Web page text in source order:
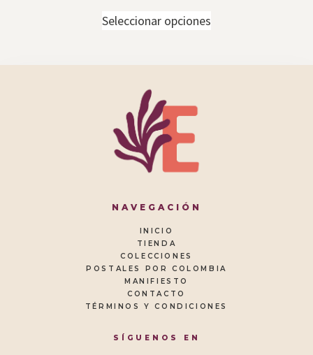
Seleccionar opciones
NAVEGACIÓN
INICIO
TIENDA
COLECCIONES
POSTALES POR COLOMBIA
MANIFIESTO
CONTACTO
TÉRMINOS Y CONDICIONES
SÍGUENOS EN